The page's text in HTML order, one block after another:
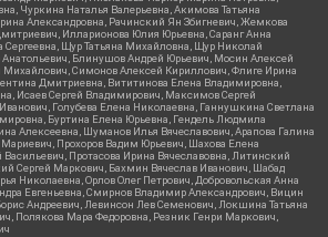
Чуркина Наталья Валерьевна, Акимова Татьяна
Александровна, Рачинский Ян Збигневич, Жемкова
Илларионова Юлия Юрьевна, Саранг Анна
Сергеевна, Щур Татьяна Михайловна, Щур Николай
Блинушов Андрей Юрьевич, Мосин Алексей
Михайлович, Симонов Алексей Кириллович, Флиге Ирина
Дмитриевна, Вититинова Елена Владимировна,
Исаев Сергей Владимирович, Максимов Сергей
Голубева Елена Николаевна, Ганнушкина Светлана
Буртина Елена Юрьевна, Гендель Людмила
Алексеевна, Шуманов Илья Вячеславович, Арапова Галина
Прохоров Вадим Юрьевич, Шахова Елена
Васильевич, Протасова Ирина Вячеславовна, Литинский
Сергей Маркович, Бахмин Вячеслав Иванович, Шабад
Николаевна, Орлов Олег Петрович, Добровольская Анна
Евгеньевна, Смирнов Владимир Александрович, Вицин
Андреевич, Левинсон Лев Семенович, Локшина Татьяна
Полякова Мара Федоровна, Резник Генри Маркович,